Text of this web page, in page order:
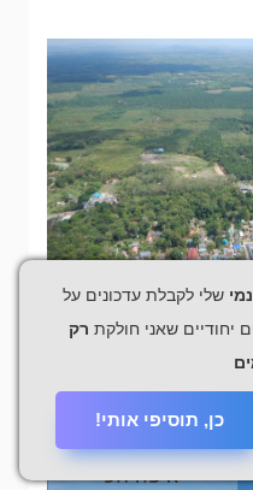
בקורסי טיפוס טובים .
שלי לקבלת עדכונים על
יחודיים שאני חולקת רק
כן, תוסיפי אותי!